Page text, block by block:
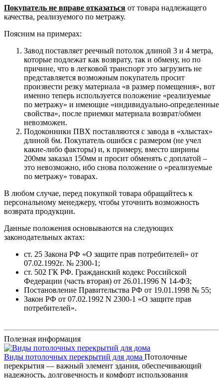
Покупатель не вправе отказаться от товара надлежащего
качества, реализуемого по метражу.
Поясним на примерах:
Завод поставляет реечный потолок длиной 3 и 4 метра,
которые подлежат как возврату, так и обмену, но по
причине, что в легковой транспорт это загрузить не
представляется возможным покупатель просит
произвести резку материала «в размер помещения», вот
именно теперь используется положение «реализуемые
по метражу» и имеющие «индивидуально-определенные
свойства», после приемки материала возврат/обмен
невозможен.
Подоконники ПВХ поставляются с завода в «хлыстах»
длиной 6м. Покупатель ошибся с размером (не учел
какие-либо факторы) и, к примеру, вместо ширины
200мм заказал 150мм и просит обменять с доплатой –
это невозможно, ибо снова положение о «реализуемые
по метражу» товарах.
В любом случае, перед покупкой товара обращайтесь к
персональному менеджеру, чтобы уточнить возможность
возврата продукции.
Данные положения основываются на следующих
законодательных актах:
ст. 25 Закона РФ «О защите прав потребителей» от
07.02.1992г. № 2300-1;
ст. 502 ГК РФ. Гражданский кодекс Российской
Федерации (часть вторая) от 26.01.1996 N 14-ФЗ;
Постановление Правительства РФ от 19.01.1998 № 55;
Закон РФ от 07.02.1992 N 2300-1 «О защите прав
потребителей».
Полезная информация
Виды потолочных перекрытий для дома Потолочные
перекрытия — важный элемент здания, обеспечивающий
надежность, долговечность и комфорт использования